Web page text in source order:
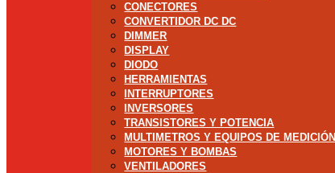
CONECTORES
CONVERTIDOR DC DC
DIMMER
DISPLAY
DIODO
HERRAMIENTAS
INTERRUPTORES
INVERSORES
TRANSISTORES Y POTENCIA
MULTIMETROS Y EQUIPOS DE MEDICIÓN
MOTORES Y BOMBAS
VENTILADORES